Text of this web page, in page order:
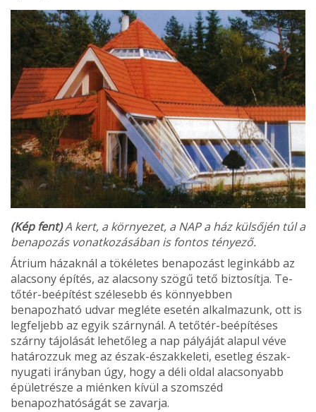
(Kép fent)A kert, a környezet, a NAP a ház külsőjén túl a
benapozás vonatkozásában is fontos tényező.
Átrium házaknál a tökéletes benapozást leginkább az
alacsony építés, az alacsony szögű tető biztosítja. Te­
tőtér-beépítést szélesebb és könnyebben
benapozható udvar megléte esetén alkalmazunk, ott is
legfeljebb az egyik szárnynál. A tetőtér-beépíté­ses
szárny tájolását lehetőleg a nap pályáját alapul véve
határozzuk meg az észak-északkeleti, esetleg észak-
nyugati irányban úgy, hogy a déli ol­dal alacsonyabb
épületrésze a mién­ken kívül a szomszéd
benapozhatóságát se zavarja.